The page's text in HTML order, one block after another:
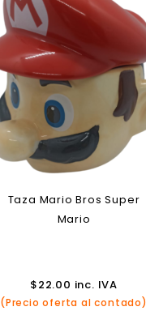
Taza Mario Bros Super
Mario
$22.00 inc. IVA
(Precio oferta al contado)